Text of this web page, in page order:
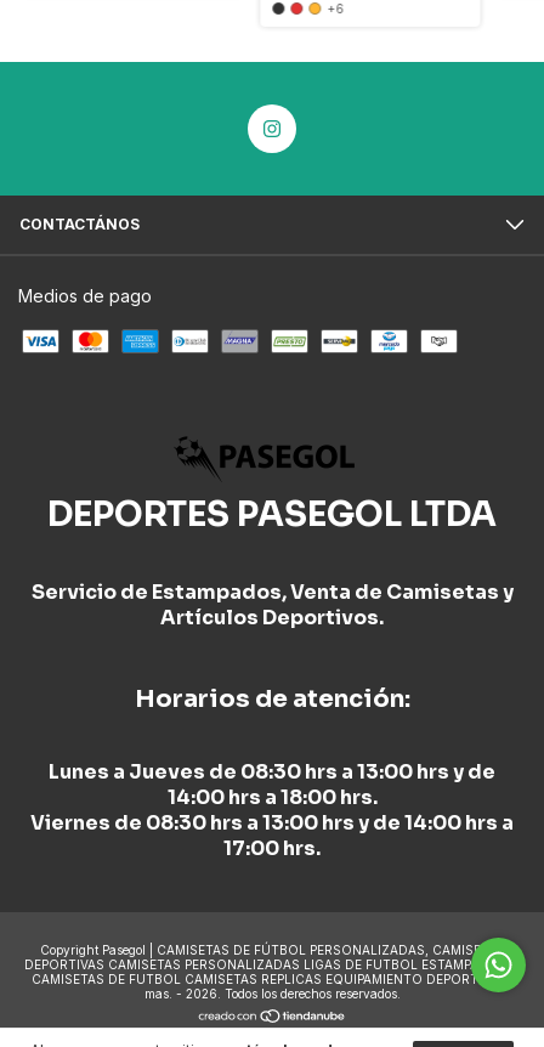
+6
CONTACTÁNOS
Medios de pago
DEPORTES PASEGOL LTDA
Servicio de Estampados, Venta de Camisetas y
Artículos Deportivos.
Horarios de atención:
Lunes a Jueves de 08:30 hrs a 13:00 hrs y de
14:00 hrs a 18:00 hrs.
Viernes de 08:30 hrs a 13:00 hrs y de 14:00 hrs a
17:00 hrs.
Copyright Pasegol | CAMISETAS DE FÚTBOL PERSONALIZADAS, CAMISETAS
DEPORTIVAS CAMISETAS PERSONALIZADAS LIGAS DE FUTBOL ESTAMPADO DE
CAMISETAS DE FUTBOL CAMISETAS REPLICAS EQUIPAMIENTO DEPORTIVO y
mas. - 2026. Todos los derechos reservados.